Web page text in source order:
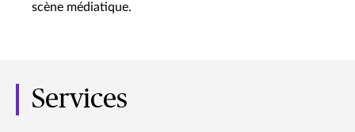
scène médiatique.
Services